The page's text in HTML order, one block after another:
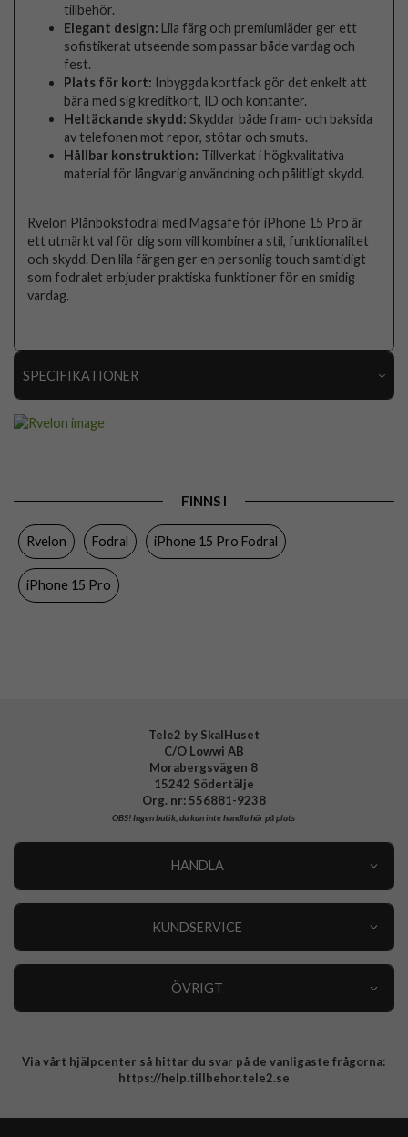
tillbehör.
Elegant design: Lila färg och premiumläder ger ett
sofistikerat utseende som passar både vardag och
fest.
Plats för kort: Inbyggda kortfack gör det enkelt att
bära med sig kreditkort, ID och kontanter.
Heltäckande skydd: Skyddar både fram- och baksida
av telefonen mot repor, stötar och smuts.
Hållbar konstruktion: Tillverkat i högkvalitativa
material för långvarig användning och pålitligt skydd.
Rvelon Plånboksfodral med Magsafe för iPhone 15 Pro är
ett utmärkt val för dig som vill kombinera stil, funktionalitet
och skydd. Den lila färgen ger en personlig touch samtidigt
som fodralet erbjuder praktiska funktioner för en smidig
vardag.
SPECIFIKATIONER
Kortfack, Magnetstängning, MagSafe-
Färg
Material
FINNS I
Rvelon Fodral iPhone 15 Pro Fodral
iPhone 15 Pro
Tele2 by SkalHuset
C/O Lowwi AB
Morabergsvägen 8
15242 Södertälje
Org. nr: 556881-9238
OBS!Ingen butik, du kan inte handla här på plats
HANDLA
KUNDSERVICE
ÖVRIGT
Integritetspolicy
Via vårt hjälpcenter så hittar du svar på de vanligaste frågorna:
https://help.tillbehor.tele2.se